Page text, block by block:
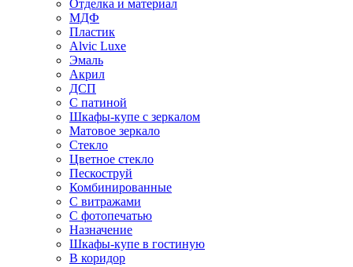
Отделка и материал
МДФ
Пластик
Alvic Luxe
Эмаль
Акрил
ДСП
С патиной
Шкафы-купе с зеркалом
Матовое зеркало
Стекло
Цветное стекло
Пескоструй
Комбинированные
С витражами
С фотопечатью
Назначение
Шкафы-купе в гостиную
В коридор